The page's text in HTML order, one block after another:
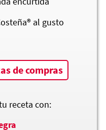
al gusto
de compras
receta con: